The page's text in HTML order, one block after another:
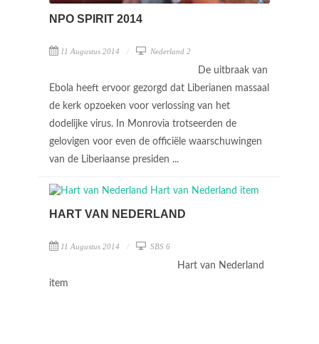
NPO SPIRIT 2014
11 Augustus 2014 Nederland 2
De uitbraak van
Ebola heeft ervoor gezorgd dat Liberianen massaal
de kerk opzoeken voor verlossing van het
dodelijke virus. In Monrovia trotseerden de
gelovigen voor even de officiële waarschuwingen
van de Liberiaanse presiden ...
HART VAN NEDERLAND
11 Augustus 2014 SBS 6
Hart van Nederland
item